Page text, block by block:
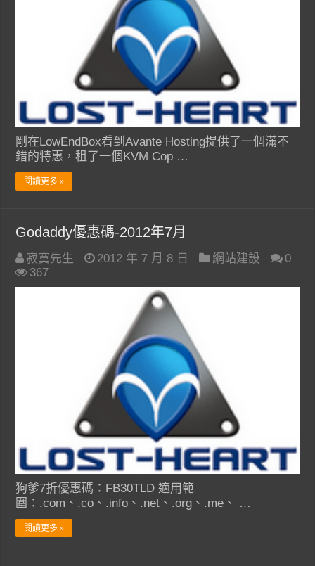
剛在LowEndBox看到Avante Hosting提供了一個滿不
錯的特惠，租了一個KVM Cop …
閱讀更多 »
Godaddy優惠碼-2012年7月
寂寞先生 2012 年 7 月 8 日 網站建設
0
367
狗爹7折優惠碼：FB30TLD 適用範
圍：.com、.co、.info、.net、.org、.me、 …
閱讀更多 »